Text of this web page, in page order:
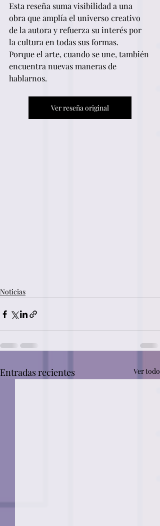
Esta reseña suma visibilidad a una
obra que amplía el universo creativo
de la autora y refuerza su interés por
la cultura en todas sus formas.
Porque el arte, cuando se une, también
encuentra nuevas maneras de
hablarnos.
Ver reseña original
Noticias
Entradas recientes Ver todo